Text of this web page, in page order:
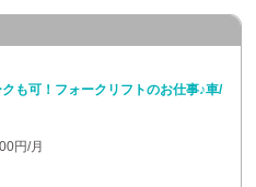
も可！フォークリフトのお仕事♪車/
円/月